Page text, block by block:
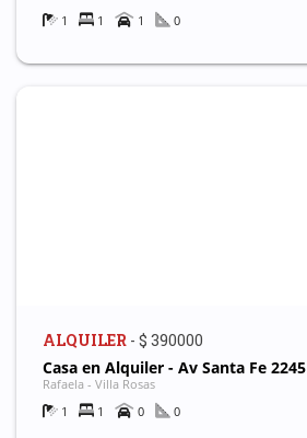
1
1 1 0
ALQUILER - $ 390000
Casa en Alquiler - Av Santa Fe 2245
Rafaela - Villa Rosas
1
1 0 0